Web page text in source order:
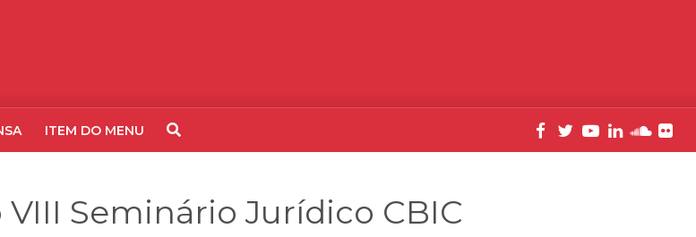
ITEM DO MENU
Seminário Jurídico CBIC